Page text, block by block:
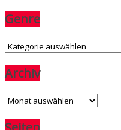
Genre
Genre
Archiv
Archiv